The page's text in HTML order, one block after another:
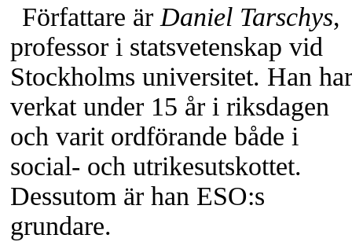
Författare är Daniel Tarschys,
professor i statsvetenskap vid
Stockholms universitet. Han har
verkat under 15 år i riksdagen
och varit ordförande både i
social- och utrikesutskottet.
Dessutom är han ESO:s
grundare.